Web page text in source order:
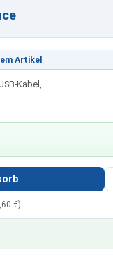
Artikel
Kabel,
€)